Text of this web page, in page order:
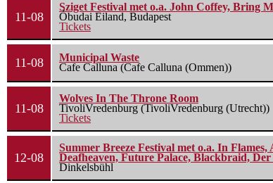
11-08
Sziget Festival met o.a. John Coffey, Bring
Óbudai Eiland, Budapest
Tickets
11-08
Municipal Waste
Cafe Calluna (Cafe Calluna (Ommen))
11-08
Wolves In The Throne Room
TivoliVredenburg (TivoliVredenburg (Utrecht))
Tickets
12-08
Summer Breeze Festival met o.a. In
Deafheaven, Future Palace, Blackbraid,
Dinkelsbühl